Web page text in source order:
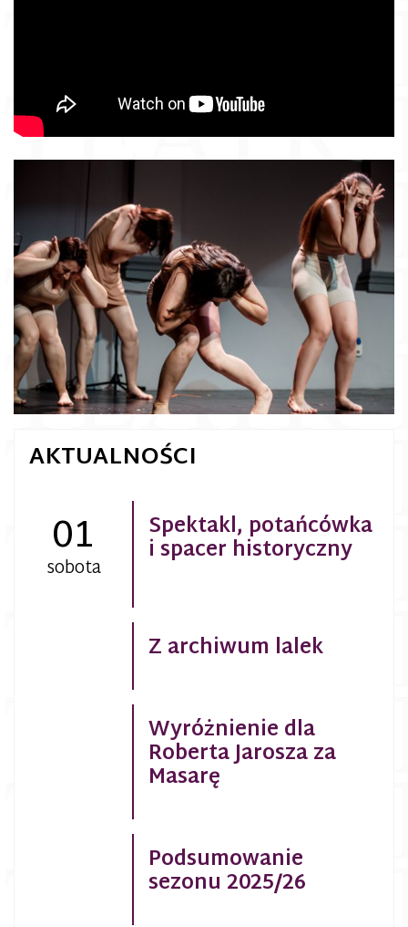
AKTUALNOŚCI
01
sobota
Spektakl, potańcówka
i spacer historyczny
Z archiwum lalek
Wyróżnienie dla
Roberta Jarosza za
Masarę
Podsumowanie
sezonu 2025/26